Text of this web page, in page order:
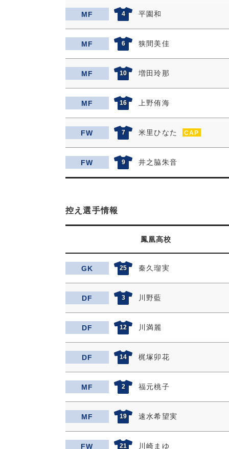
MF 4 平園和
MF 6 狭間美佳
MF 10 増田玲那
MF 16 上野侑海
FW 7 米里ひなた CAP
FW 9 井之脇朱音
控え選手情報
鳳凰高校
GK 25 秦久瑠実
DF 3 川野藍
DF 12 川満麗
DF 14 梶塚卯花
MF 2 福元桃子
MF 19 速水希望実
FW 21 川崎まゆ